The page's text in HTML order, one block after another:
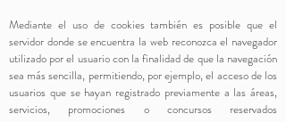
Mediante el uso de cookies también es posible que el
servidor donde se encuentra la web reconozca el navegador
utilizado por el usuario con la finalidad de que la navegación
sea más sencilla, permitiendo, por ejemplo, el acceso de los
usuarios que se hayan registrado previamente a las áreas,
servicios, promociones o concursos reservados